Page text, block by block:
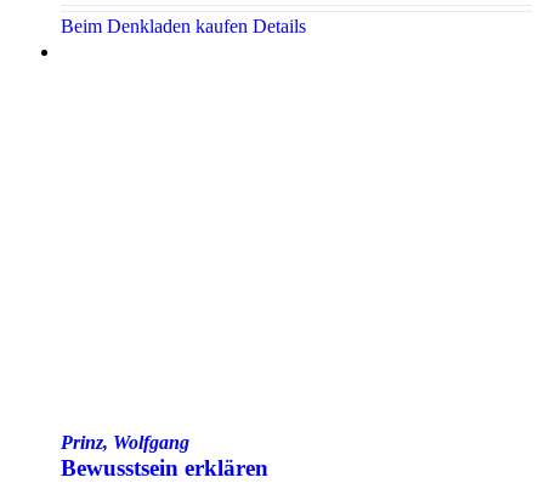
Beim Denkladen kaufen Details
Prinz, Wolfgang
Bewusstsein erklären